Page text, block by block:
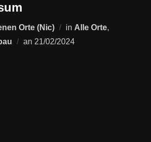
Orte (Nic) in Alle Orte,
an Veröffentlicht
21/02/2024